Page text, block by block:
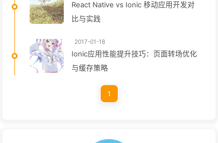
React Native vs Ionic 移动应用开发对
比与实践
2017-01-18
Ionic应用性能提升技巧：页面转场优化
与缓存策略
1